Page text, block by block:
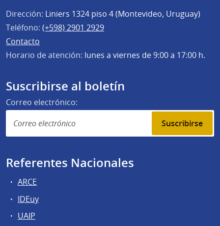
Dirección: Liniers 1324 piso 4 (Montevideo, Uruguay)
Teléfono: (+598) 2901 2929
Contacto
Horario de atención: lunes a viernes de 9:00 a 17:00 h.
Suscribirse al boletín
Correo electrónico:
Suscribirse
Referentes Nacionales
ARCE
IDEuy
UAIP